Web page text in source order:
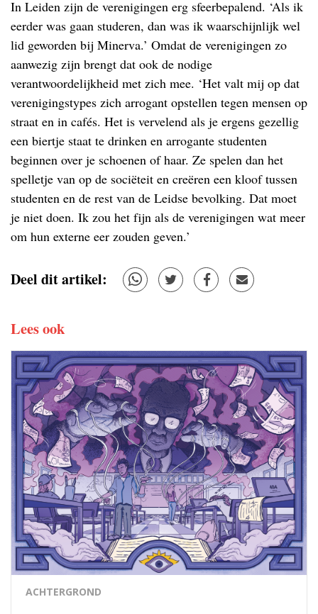
In Leiden zijn de verenigingen erg sfeerbepalend. ‘Als ik
eerder was gaan studeren, dan was ik waarschijnlijk wel
lid geworden bij Minerva.’ Omdat de verenigingen zo
aanwezig zijn brengt dat ook de nodige
verantwoordelijkheid met zich mee. ‘Het valt mij op dat
verenigingstypes zich arrogant opstellen tegen mensen op
straat en in cafés. Het is vervelend als je ergens gezellig
een biertje staat te drinken en arrogante studenten
beginnen over je schoenen of haar. Ze spelen dan het
spelletje van op de sociëteit en creëren een kloof tussen
studenten en de rest van de Leidse bevolking. Dat moet
je niet doen. Ik zou het fijn als de verenigingen wat meer
om hun externe eer zouden geven.’
Deel dit artikel:
Lees ook
ACHTERGROND